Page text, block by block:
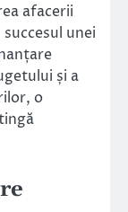
afacerii
unei
și a
o